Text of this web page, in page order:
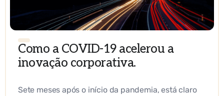
Como a COVID-19 acelerou a
inovação corporativa.
Sete meses após o início da pandemia, está claro